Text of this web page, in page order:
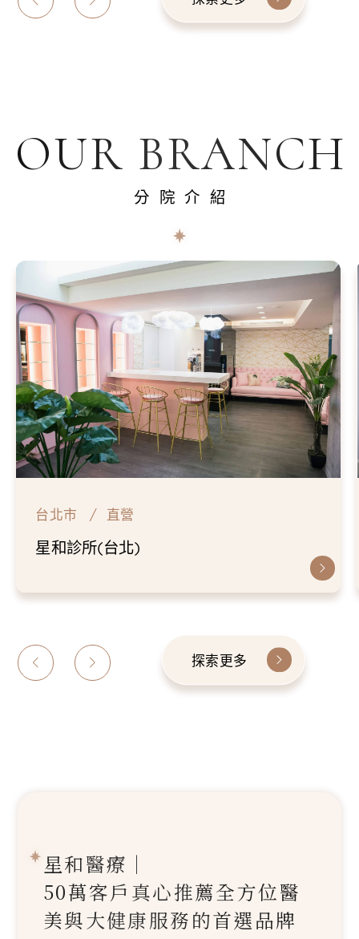
OUR BRANCH
分院介紹
台北市 直營
星和診所(台北)
探索更多
星和醫療｜
50萬客戶真心推薦全方位醫
美與大健康服務的首選品牌